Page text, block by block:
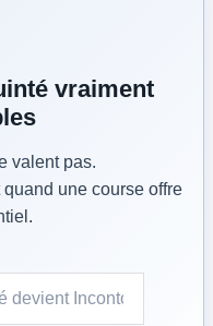
vraiment
valent pas.
une course offre